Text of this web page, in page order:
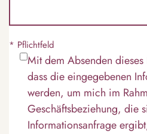
* Pflichtfeld
Mit dem Absenden
dass die eingegebenen
werden, um mich im
Geschäftsbeziehung, die
Informationsanfrage